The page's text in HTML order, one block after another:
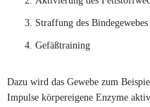
Straffung des Bindegewebes
Gefäßtraining
Dazu wird das Gewebe zum
Impulse körpereigene Enzyme